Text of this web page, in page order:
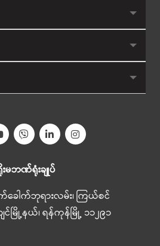
းမဘဏ်ရုံးချုပ်
ေါက်ဘုရားလမ်း၊ ကြယ်စင်
င်မြို့နယ်၊ ရန်ကုန်မြို့ ၁၁၂၉၁